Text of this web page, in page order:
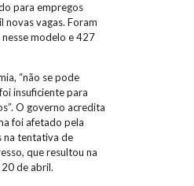
para empregos
novas vagas. Foram
modelo e 427
“não se pode
insuficiente para
O governo acredita
foi afetado pela
na tentativa de
que resultou na
de abril.